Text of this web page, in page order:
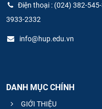
Điện thoại : (024) 382-
3933-2332
info@hup.edu.vn
DANH MỤC CHÍNH
GIỚI THIỆU